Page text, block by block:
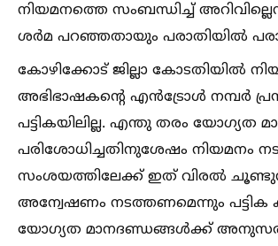
നിയമനത്തെ സംബന്ധിച്ച്‌
ശർമ പറഞ്ഞതായും പരാതിയില്‍
കോഴിക്കോട് ജില്ലാ കോടതിയില്‍
അഭിഭാഷകന്റെ എൻട്രോള്‍ നമ്പർ
പട്ടികയിലില്ല. എന്തു തരം യോഗ്യത
പരിശോധിച്ചതിനുശേഷം നിയമനം
സംശയത്തിലേക്ക് ഇത് വിരല്‍
അന്വേഷണം നടത്തണമെന്നും പട്ടിക
യോഗ്യത മാനദണ്ഡങ്ങള്‍ക്ക്